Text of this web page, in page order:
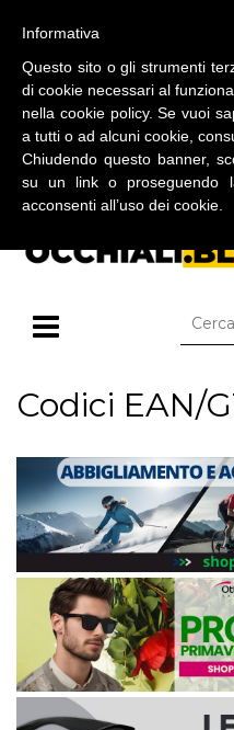
BLOG SU OCCHIALI DA SOLE E
Codici EAN/
Informativa
Questo sito o gli strumenti
di cookie necessari al
nella cookie policy. Se vuoi
a tutti o ad alcuni cookie,
Chiudendo questo banner,
su un link o proseguendo
acconsenti all’uso dei cookie.